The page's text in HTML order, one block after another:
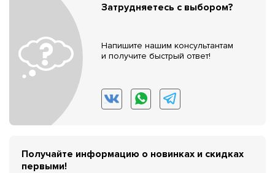
Затрудняетесь с выбором?
Напишите нашим консультантам
и получите быстрый ответ!
Получайте информацию о новинках и скидках
первыми!